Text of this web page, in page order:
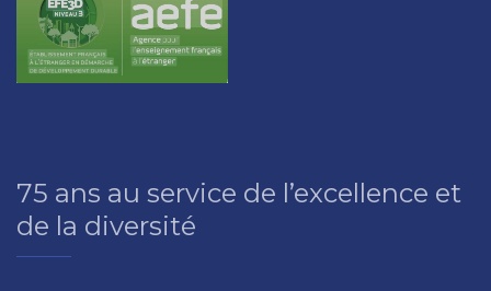
75 ans au service de l’excellence et
de la diversité